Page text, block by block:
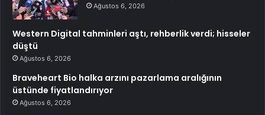
Ağustos 6, 2026
Western Digital tahminleri aştı, rehberlik verdi; hisseler
düştü
Ağustos 6, 2026
Braveheart Bio halka arzını pazarlama aralığının
üstünde fiyatlandırıyor
Ağustos 6, 2026